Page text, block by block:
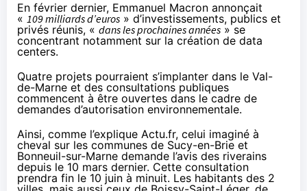
En février dernier, Emmanuel Macron annonçait
« 109 milliards d’euros » d’investissements, publics et
privés réunis, « dans les prochaines années » se
concentrant notamment sur la création de data
centers.
Quatre projets pourraient s’implanter dans le Val-
de-Marne et des consultations publiques
commencent à être ouvertes dans le cadre de
demandes d’autorisation environnementale.
Ainsi, comme l’explique Actu.fr, celui imaginé à
cheval sur les communes de Sucy-en-Brie et
Bonneuil-sur-Marne demande l’avis des riverains
depuis le 10 mars dernier. Cette consultation
prendra fin le 10 juin à minuit. Les habitants des 2